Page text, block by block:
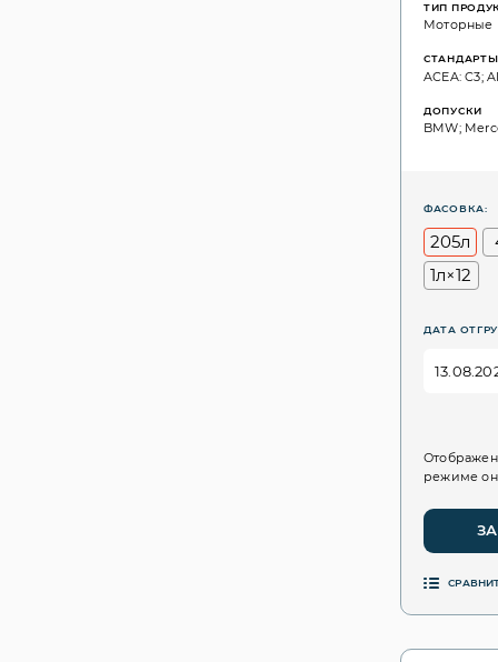
ТИП
Моторные
СТАНДАРТЫ
ACEA: C3;
ДОПУСКИ
BMW;
ФАСОВКА:
205л
1л×12
ДАТА
режиме